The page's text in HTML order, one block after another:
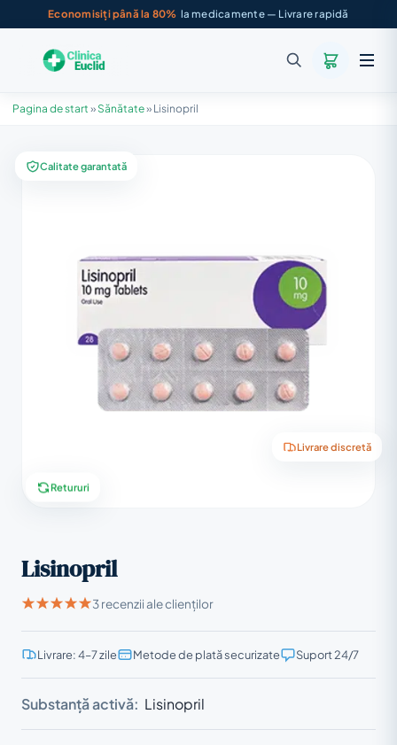
Economisiți până la 80% la medicamente — Livrare rapidă
Pagina de start » Sănătate» Lisinopril
Calitate garantată
Livrare discretă
Retururi
Lisinopril
3 recenzii ale clienților
Livrare: 4–7 zile Metode de plată securizate Suport 24/7
Substanță activă: Lisinopril